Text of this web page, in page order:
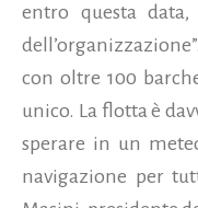
entro questa
con oltre 100
unico. La flotta è
sperare in un
navigazione per